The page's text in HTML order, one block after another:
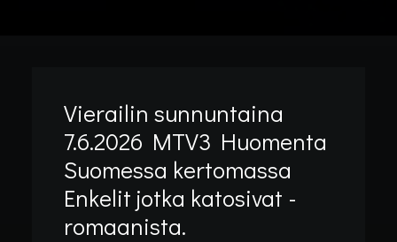
Vierailin sunnuntaina
7.6.2026 MTV3 Huomenta
Suomessa kertomassa
Enkelit jotka katosivat -
romaanista.